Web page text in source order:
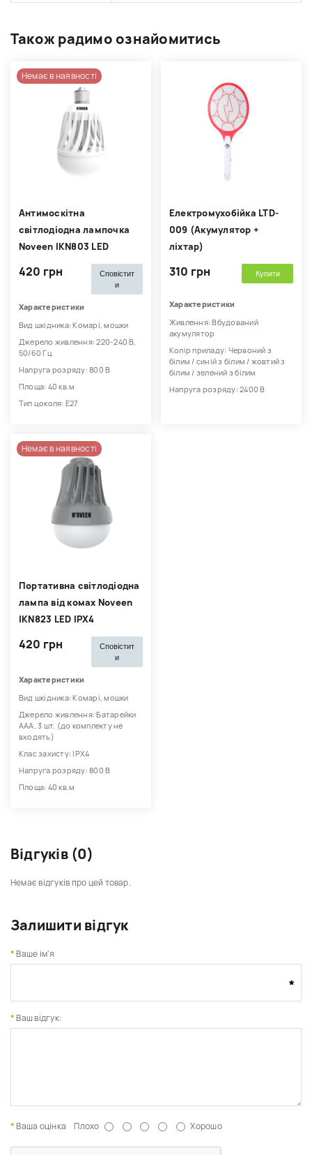
Також радимо ознайомитись
Немає в наявності
Антимоскітна
світлодіодна лампочка
Noveen IKN803 LED
420 грн
Сповістит
и
Характеристики
Вид шкідника: Комарі, мошки
Джерело живлення: 220-240 В,
50/60 Гц
Напруга розряду: 800 В
Площа: 40 кв.м
Тип цоколя: E27
Електромухобійка LTD-
009 (Акумулятор +
ліхтар)
310 грн Купити
Характеристики
Живлення: Вбудований
акумулятор
Колір приладу: Червоний з
білим / синій з білим / жовтий з
білим / зелений з білим
Напруга розряду: 2400 В
Немає в наявності
Портативна світлодіодна
лампа від комах Noveen
IKN823 LED IPХ4
420 грн
Сповістит
и
Характеристики
Вид шкідника: Комарі, мошки
Джерело живлення: Батарейки
ААА, 3 шт. (до комплекту не
входять)
Клас захисту: IPХ4
Напруга розряду: 800 В
Площа: 40 кв.м
Відгуків (0)
Немає відгуків про цей товар.
Залишити відгук
Ваше ім'я
Ваш відгук:
Ваша оцінка Плохо Хорошо